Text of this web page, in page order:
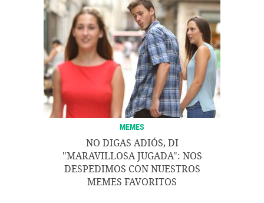
MEMES
NO DIGAS ADIÓS, DI
"MARAVILLOSA JUGADA": NOS
DESPEDIMOS CON NUESTROS
MEMES FAVORITOS